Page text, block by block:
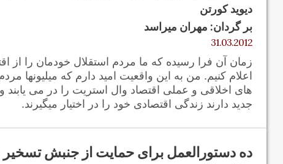
دیوید کورتن
بر گردان: مهران میراسد
31.03.2012
زمان آن فرا رسیده که ما مردم استقلال خودمان را از
اعلام کنیم. من به این واقعیت امید دارم که میلیونها
های اخلاقی و عملی اقتصاد وال استریت را در می یابند و
جدید دارند زندگی اقتصادی خود را در اختیار میگیرند.
ده دستورالعمل برای حمایت از جنبش